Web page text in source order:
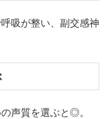
吸が整い、副交感神
声質を選ぶと◎。